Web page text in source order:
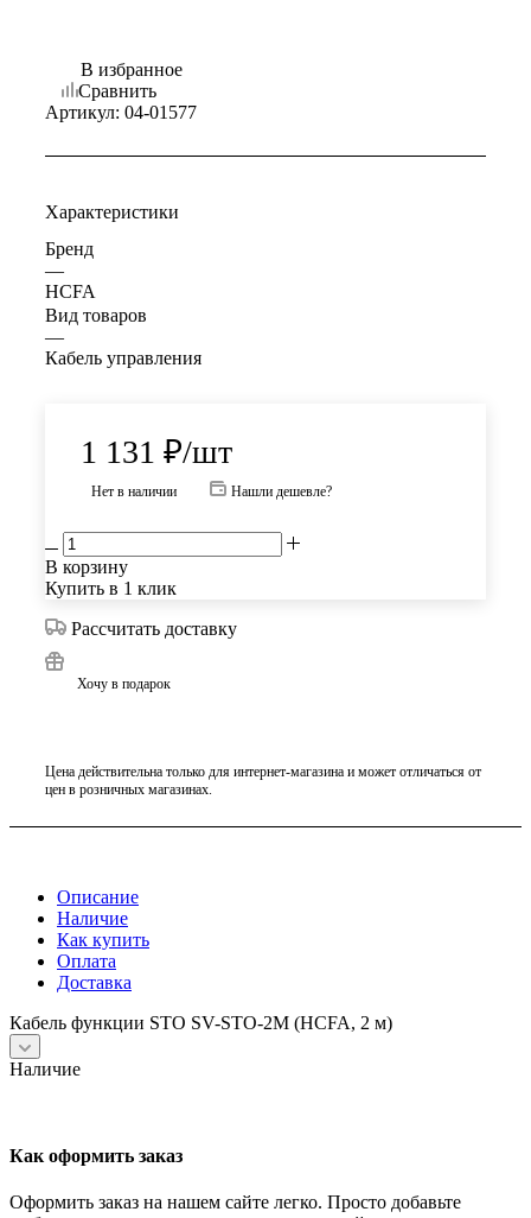
В избранное
Сравнить
Артикул: 04-01577
Характеристики
Бренд
—
HCFA
Вид товаров
—
Кабель управления
1 131 ₽/шт
Нет в наличии Нашли дешевле?
В корзину
Купить в 1 клик
Рассчитать доставку
Хочу в подарок
Цена действительна только для интернет-магазина и может отличаться от
цен в розничных магазинах.
Описание
Наличие
Как купить
Оплата
Доставка
Кабель функции STO SV-STO-2M (HCFA, 2 м)
Наличие
Как оформить заказ
Оформить заказ на нашем сайте легко. Просто добавьте